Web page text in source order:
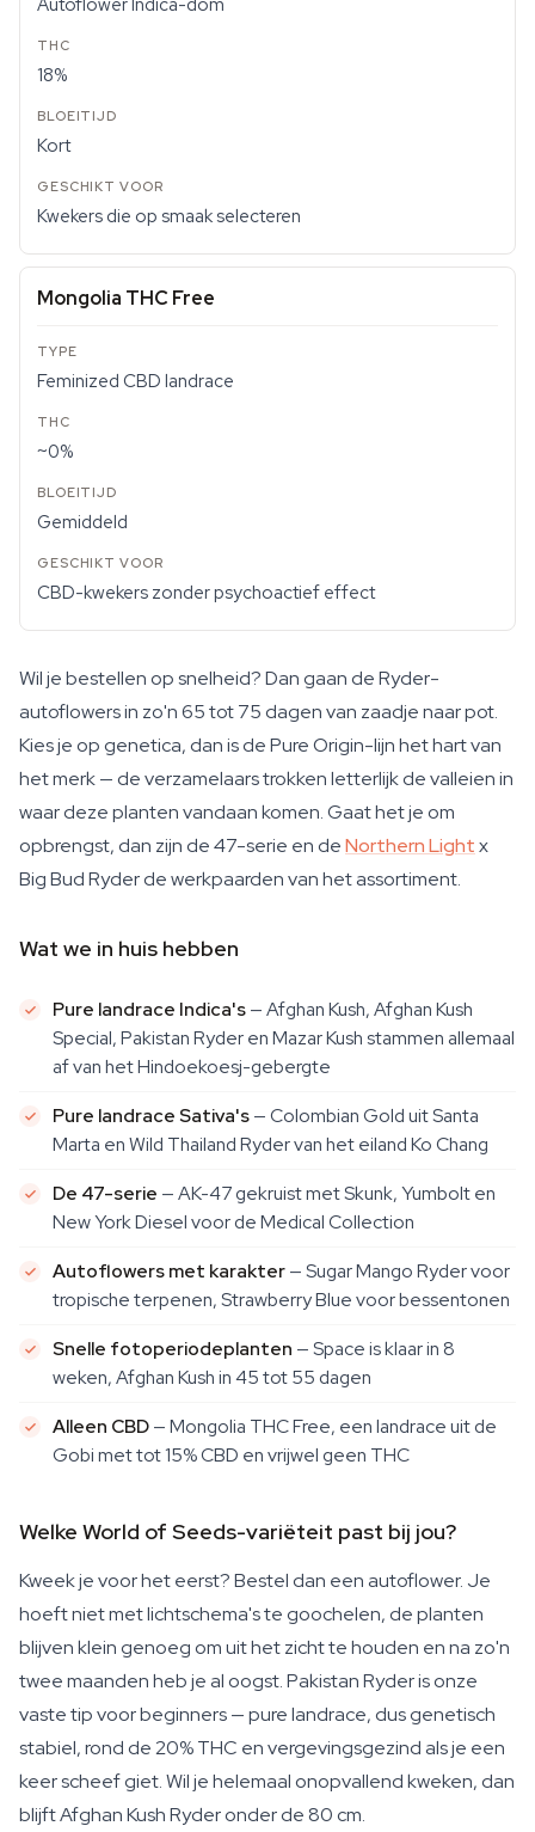
Autoflower Indica-dom
18%
Kort
Kwekers die op smaak selecteren
Mongolia THC Free
Feminized CBD landrace
~0%
Gemiddeld
CBD-kwekers zonder psychoactief effect
Wil je bestellen op snelheid? Dan gaan de Ryder-
autoflowers in zo'n 65 tot 75 dagen van zaadje naar pot.
Kies je op genetica, dan is de Pure Origin-lijn het hart van
het merk — de verzamelaars trokken letterlijk de valleien in
waar deze planten vandaan komen. Gaat het je om
opbrengst, dan zijn de 47-serie en deNorthern Lightx
Big Bud Ryder de werkpaarden van het assortiment.
Wat we in huis hebben
Pure landrace Indica's— Afghan Kush, Afghan Kush
Special, Pakistan Ryder en Mazar Kush stammen allemaal
af van het Hindoekoesj-gebergte
Pure landrace Sativa's— Colombian Gold uit Santa
Marta en Wild Thailand Ryder van het eiland Ko Chang
De 47-serie — AK-47 gekruist met Skunk, Yumbolt en
New York Diesel voor de Medical Collection
Autoflowers met karakter— Sugar Mango Ryder voor
tropische terpenen, Strawberry Blue voor bessentonen
Snelle fotoperiodeplanten — Space is klaar in 8
weken, Afghan Kush in 45 tot 55 dagen
Alleen CBD— Mongolia THC Free, een landrace uit de
Gobi met tot 15% CBD en vrijwel geen THC
Welke World of Seeds-variëteit past bij jou?
Kweek je voor het eerst? Bestel dan een autoflower. Je
hoeft niet met lichtschema's te goochelen, de planten
blijven klein genoeg om uit het zicht te houden en na zo'n
twee maanden heb je al oogst. Pakistan Ryder is onze
vaste tip voor beginners — pure landrace, dus genetisch
stabiel, rond de 20% THC en vergevingsgezind als je een
keer scheef giet. Wil je helemaal onopvallend kweken, dan
blijft Afghan Kush Ryder onder de 80 cm.